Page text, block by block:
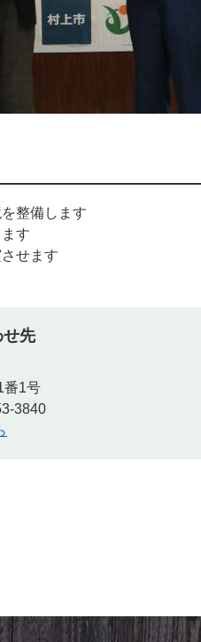
整備します
す
せます
せ先
番1号
3840